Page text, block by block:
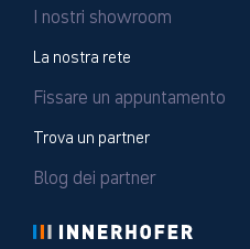
I nostri showroom
La nostra rete
Fissare un appuntamento
Trova un partner
Blog dei partner